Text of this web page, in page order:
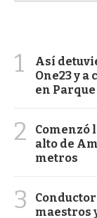
1
Así
One23 y
en
2
Comenzó
alto de
metros
3
maestros